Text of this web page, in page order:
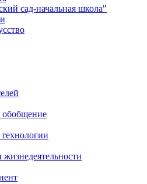
сад-начальная школа"